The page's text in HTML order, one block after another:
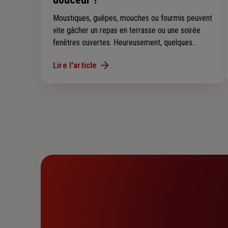
Moustiques, guêpes, mouches ou fourmis peuvent
vite gâcher un repas en terrasse ou une soirée
fenêtres ouvertes. Heureusement, quelques
permettent de limiter leur présence et de profiter
Lire l'article